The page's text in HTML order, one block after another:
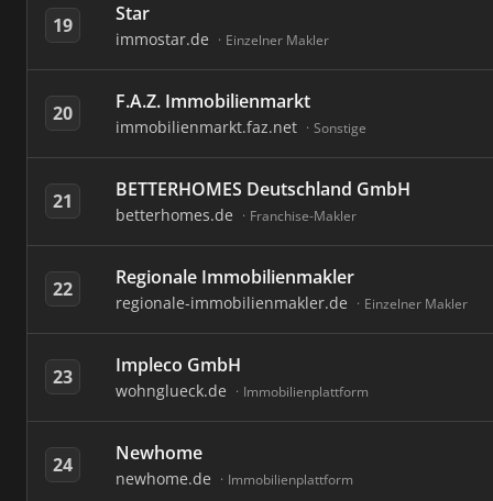
19 Star
immostar.de Einzelner Makler
20 F.A.Z. Immobilienmarkt
immobilienmarkt.faz.net Sonstige
21 BETTERHOMES Deutschland GmbH
betterhomes.de Franchise-Makler
22 Regionale Immobilienmakler
regionale-immobilienmakler.de Einzelner Makler
23 Impleco GmbH
wohnglueck.de Immobilienplattform
24 Newhome
newhome.de Immobilienplattform